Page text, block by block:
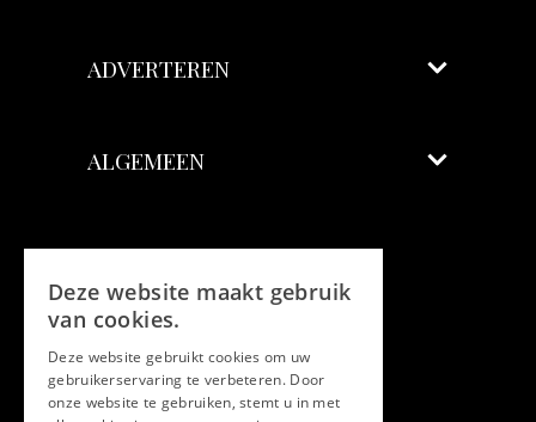
ADVERTEREN
ALGEMEEN
Facebook
Twitter
Deze website maakt gebruik
van cookies.
Deze website gebruikt cookies om uw
gebruikerservaring te verbeteren. Door
onze website te gebruiken, stemt u in met